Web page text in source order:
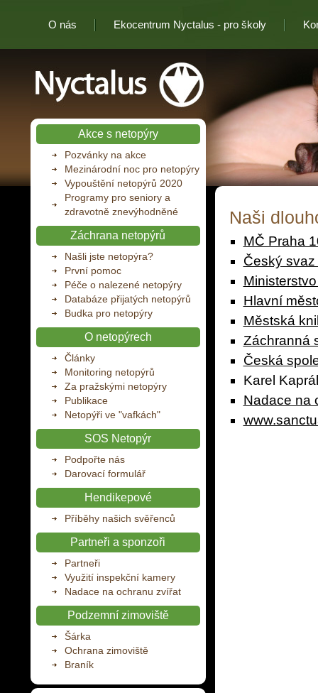
O nás Ekocentrum Nyctalus - pro školy
Akce s netopýry
Pozvánky na akce
Mezinárodní noc pro netopýry
Vypouštění netopýrů 2020
Programy pro seniory a
zdravotně znevýhodněné
Záchrana netopýrů
Našli jste netopýra?
První pomoc
Péče o nalezené netopýry
Databáze přijatých netopýrů
Budka pro netopýry
O netopýrech
Články
Monitoring netopýrů
Za pražskými netopýry
Publikace
Netopýři ve "vafkách"
SOS Netopýr
Podpořte nás
Darovací formulář
Hendikepové
Příběhy našich svěřenců
Partneři a sponzoři
Partneři
Využití inspekční kamery
Nadace na ochranu zvířat
Podzemní zimoviště
Šárka
Ochrana zimoviště
Braník
Naši
MČ Praha
Český
Hlavní
Městská
Záchranná
Česká
Karel Kaprál
Nadace na